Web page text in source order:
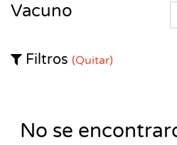
Vacuno
Filtros (Quitar)
No se